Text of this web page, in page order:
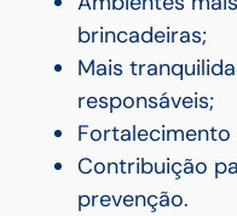
brincadeiras;
Mais
responsáveis;
Contribuição
prevenção.